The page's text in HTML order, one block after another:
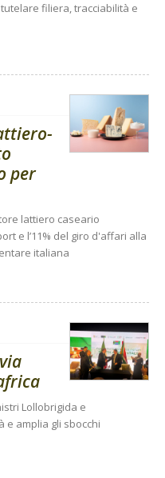
filiera, tracciabilità e
per
lattiero caseario
e l’11% del giro d'affari alla
italiana
Lollobrigida e
amplia gli sbocchi